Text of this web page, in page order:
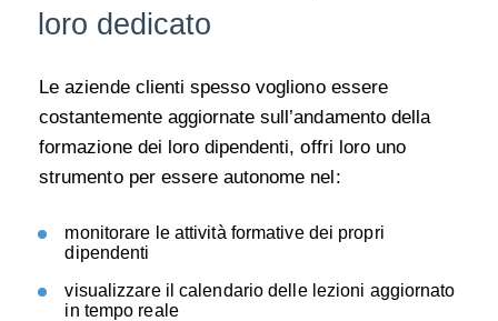
loro dedicato
Le aziende clienti spesso vogliono essere
costantemente aggiornate sull’andamento della
formazione dei loro dipendenti, offri loro uno
strumento per essere autonome nel:
monitorare le attività formative dei propri
dipendenti
visualizzare il calendario delle lezioni aggiornato
in tempo reale